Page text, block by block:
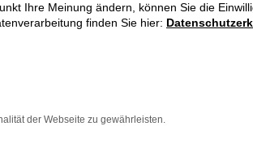
verhindern. Funktioniert die Seite in
Ihre Meinung ändern, können Sie die
finden Sie hier:
der Webseite zu gewährleisten.